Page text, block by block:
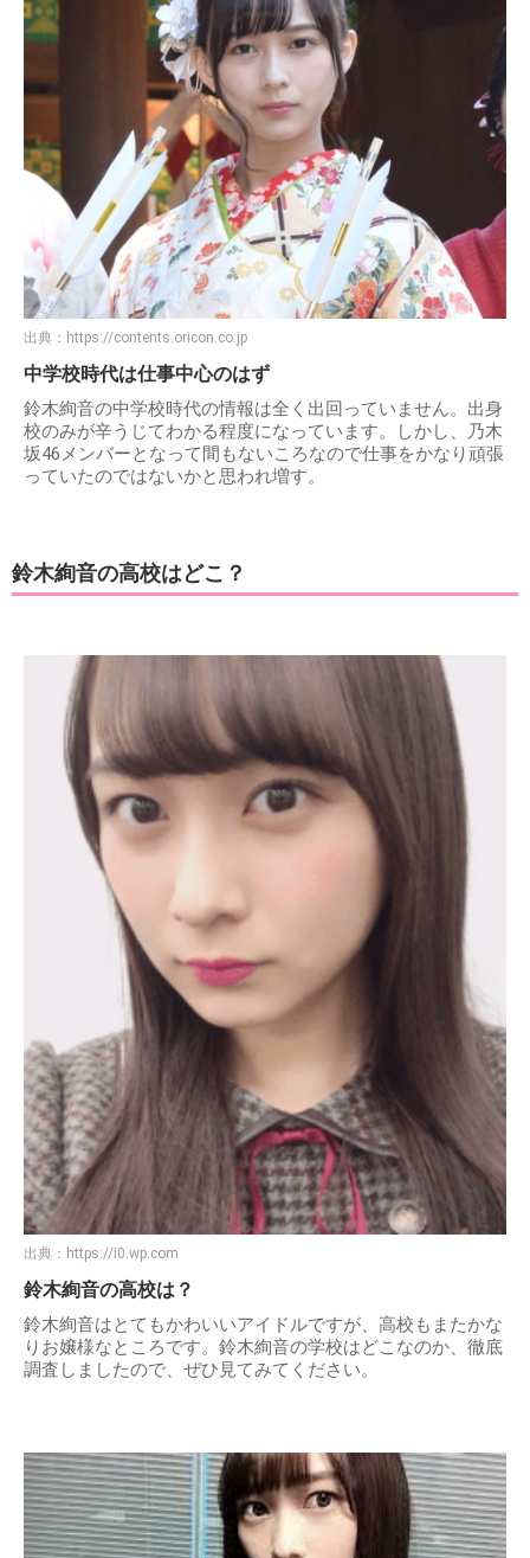
出典： https://contents.oricon.co.jp
中学校時代は仕事中心のはず
鈴木絢音の中学校時代の情報は全く出回っていません。出身
校のみが辛うじてわかる程度になっています。しかし、乃木
坂46メンバーとなって間もないころなので仕事をかなり頑張
っていたのではないかと思われ増す。
鈴木絢音の高校はどこ？
出典： https://i0.wp.com
鈴木絢音の高校は？
鈴木絢音はとてもかわいいアイドルですが、高校もまたかな
りお嬢様なところです。鈴木絢音の学校はどこなのか、徹底
調査しましたので、ぜひ見てみてください。